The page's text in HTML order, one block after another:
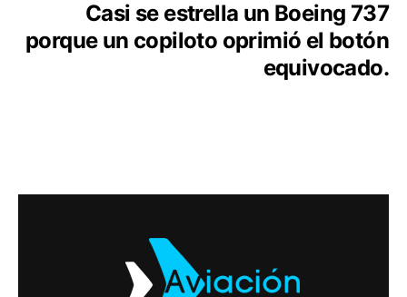
Casi se estrella un Boeing 737
porque un copiloto oprimió el botón
equivocado.